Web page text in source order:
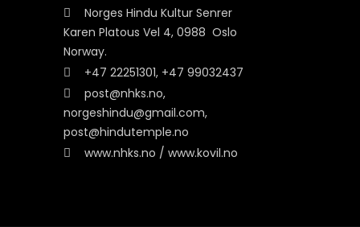
Norges Hindu Kultur Senrer
Karen Platous Vel 4, 0988 Oslo
Norway.
+47 22251301, +47 99032437
post@nhks.no,
norgeshindu@gmail.com,
post@hindutemple.no
www.nhks.no / www.kovil.no